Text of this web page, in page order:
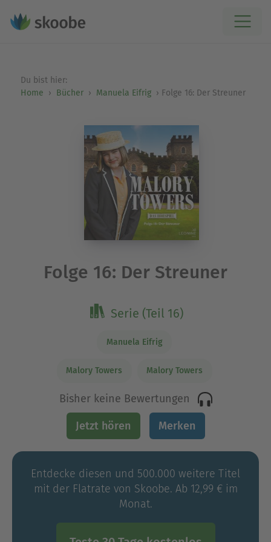
Du bist hier:
Home
Bücher Manuela Eifrig Folge 16: Der Streuner
Folge 16: Der Streuner
Serie (Teil 16)
Manuela Eifrig
Malory Towers Malory Towers
Bisher keine Bewertungen
Jetzt hören Merken
Entdecke diesen und 500.000 weitere Titel
mit der Flatrate von Skoobe. Ab 12,99 € im
Monat.